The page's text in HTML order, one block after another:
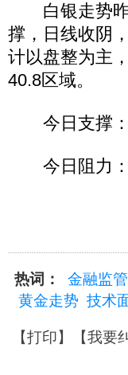
白银走势昨
撑，日线收阴
计以盘整为主
40.8区域。
今日支撑：
今日阻力：
热词： 金融监管
黄金走势 技术
【打印】【我要